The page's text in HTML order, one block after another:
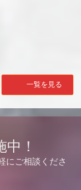
一覧を見る
！
にご相談くださ